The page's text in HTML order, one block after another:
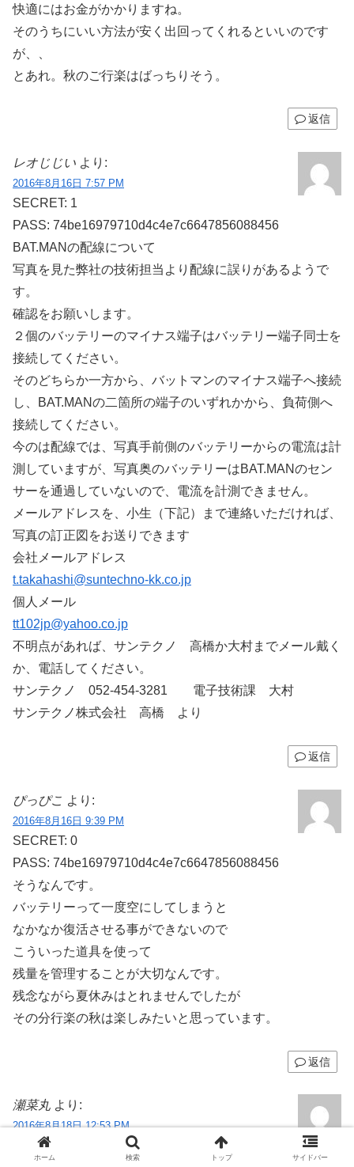
快適にはお金がかかりますね。
そのうちにいい方法が安く出回ってくれるといいのです
が、、
とあれ。秋のご行楽はばっちりそう。
返信
レオじじい より:
2016年8月16日 7:57 PM
SECRET: 1
PASS: 74be16979710d4c4e7c6647856088456
BAT.MANの配線について
写真を見た弊社の技術担当より配線に誤りがあるようで
す。
確認をお願いします。
２個のバッテリーのマイナス端子はバッテリー端子同士を
接続してください。
そのどちらか一方から、バットマンのマイナス端子へ接続
し、BAT.MANの二箇所の端子のいずれかから、負荷側へ
接続してください。
今のは配線では、写真手前側のバッテリーからの電流は計
測していますが、写真奥のバッテリーはBAT.MANのセン
サーを通過していないので、電流を計測できません。
メールアドレスを、小生（下記）まで連絡いただければ、
写真の訂正図をお送りできます
会社メールアドレス
t.takahashi@suntechno-kk.co.jp
個人メール
tt102jp@yahoo.co.jp
不明点があれば、サンテクノ 高橋か大村までメール戴く
か、電話してください。
サンテクノ 052-454-3281 電子技術課 大村
サンテクノ株式会社 高橋 より
返信
ぴっぴこ より:
2016年8月16日 9:39 PM
SECRET: 0
PASS: 74be16979710d4c4e7c6647856088456
そうなんです。
バッテリーって一度空にしてしまうと
なかなか復活させる事ができないので
こういった道具を使って
残量を管理することが大切なんです。
残念ながら夏休みはとれませんでしたが
その分行楽の秋は楽しみたいと思っています。
返信
瀬菜丸 より:
2016年8月18日 12:53 PM
SECRET: 0
ホーム 検索 トップ サイドバー